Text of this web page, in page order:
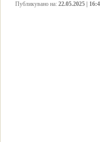
Публикувано на: 22.05.2025 |